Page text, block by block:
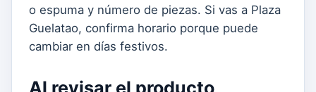
o espuma y número de piezas. Si vas a Plaza
Guelatao, confirma horario porque puede
cambiar en días festivos.